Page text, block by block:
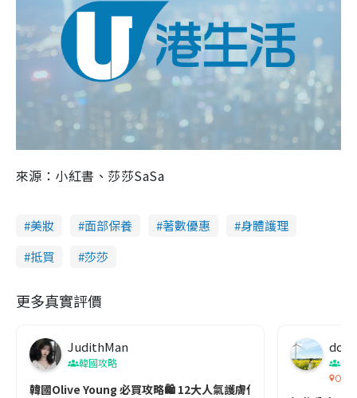
來源：小紅書、莎莎SaSa
美妝 面部保養 著數優惠
身體護理
抵買
莎莎
更多真實評價
JudithMan
韓國攻略
韓國Olive Young 必買攻略🛍️ 12大人氣護膚化妝品排名！集精
美